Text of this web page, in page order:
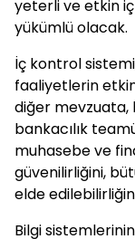
yeterli ve etkin
yükümlü olacak.
İç kontrol
faaliyetlerin
diğer mevzuata,
bankacılık
muhasebe ve
güvenilirliğini,
elde
Bilgi